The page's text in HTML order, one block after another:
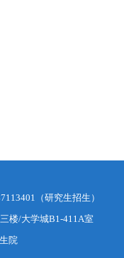
（研究生招生）
楼/大学城B1-411A室
院